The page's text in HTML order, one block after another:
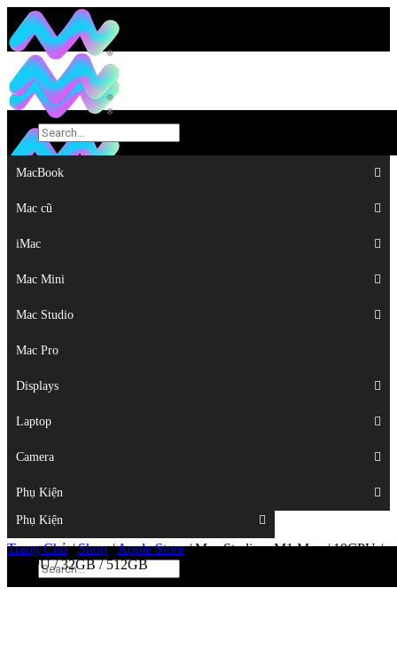
MacBook
Mac cũ
iMac
Mac Mini
Mac Studio
Mac Pro
Displays
Laptop
Camera
Phụ Kiện
MacBook
Mac cũ
iMac
Mac Mini
Mac Studio
Mac Pro
Displays
Laptop
Camera
Phụ Kiện
Top
Trang Chủ/Shop/Apple Store/Mac Studio – M1 Max / 10CPU /
24GPU / 32GB / 512GB